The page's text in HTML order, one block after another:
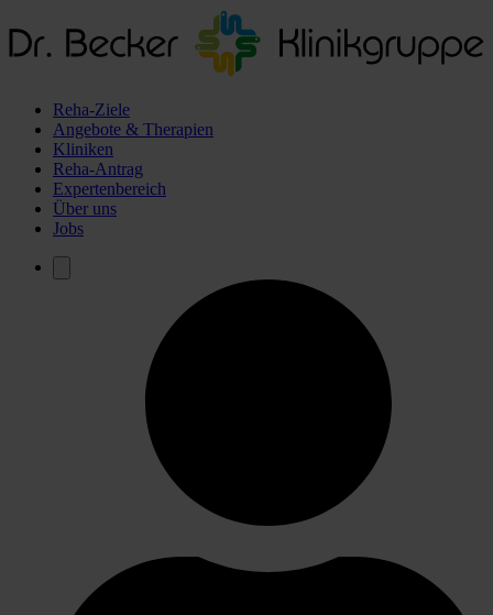
Reha-Ziele
Angebote & Therapien
Kliniken
Reha-Antrag
Expertenbereich
Über uns
Jobs